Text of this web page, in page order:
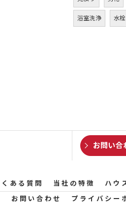
浴室洗浄 水栓
お問い合
くある質問 当社の特徴 ハウ
お問い合わせ プライバシー